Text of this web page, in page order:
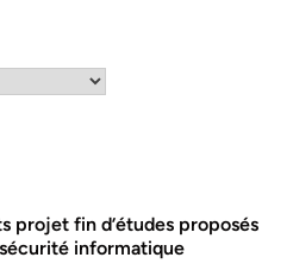
projet fin d’études proposés
informatique